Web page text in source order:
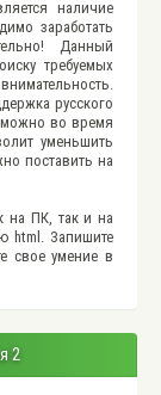
наличие
заработать
Данный
требуемых
русского
можно во время
уменьшить
поставить на
на ПК, так и на
html. Запишите
свое умение в
2